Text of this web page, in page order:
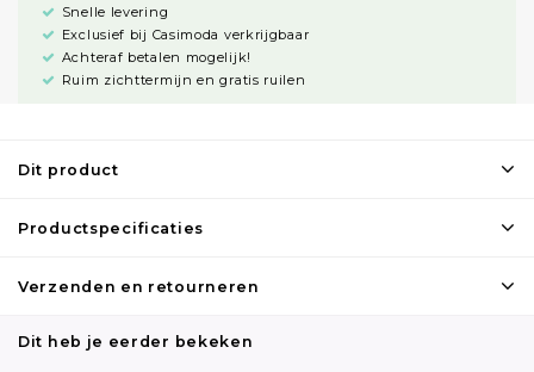
Snelle levering
Exclusief bij Casimoda verkrijgbaar
Achteraf betalen mogelijk!
Ruim zichttermijn en gratis ruilen
Dit product
Productspecificaties
Verzenden en retourneren
Dit heb je eerder bekeken